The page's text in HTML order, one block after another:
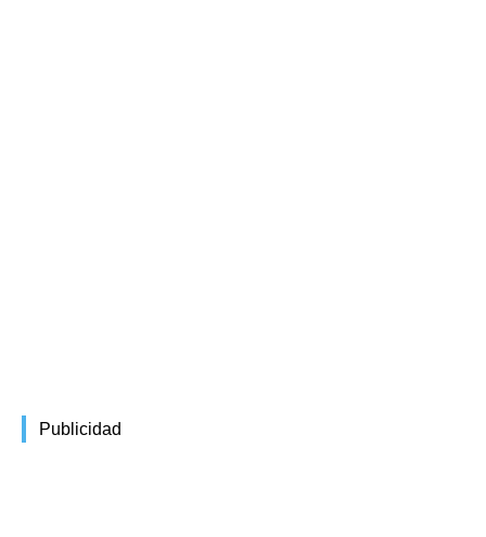
Publicidad